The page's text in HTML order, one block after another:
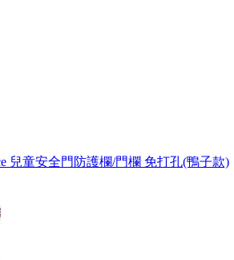
兒童安全門防護欄/門欄 免打孔(鴨子款)